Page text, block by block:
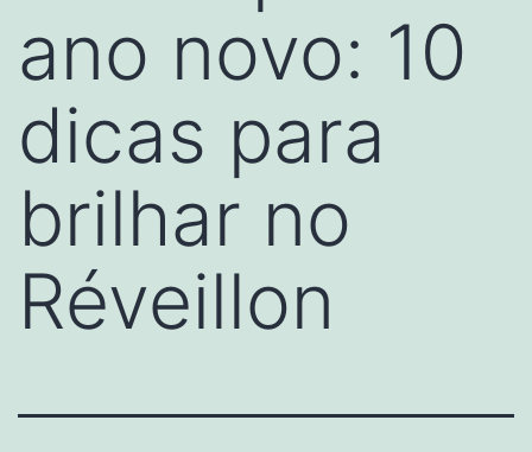
ano novo: 10
dicas para
brilhar no
Réveillon